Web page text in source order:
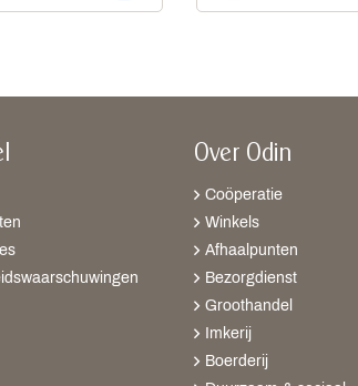
Over Odin
Coöperatie
Winkels
Afhaalpunten
Bezorgdienst
Groothandel
Imkerij
Boerderij